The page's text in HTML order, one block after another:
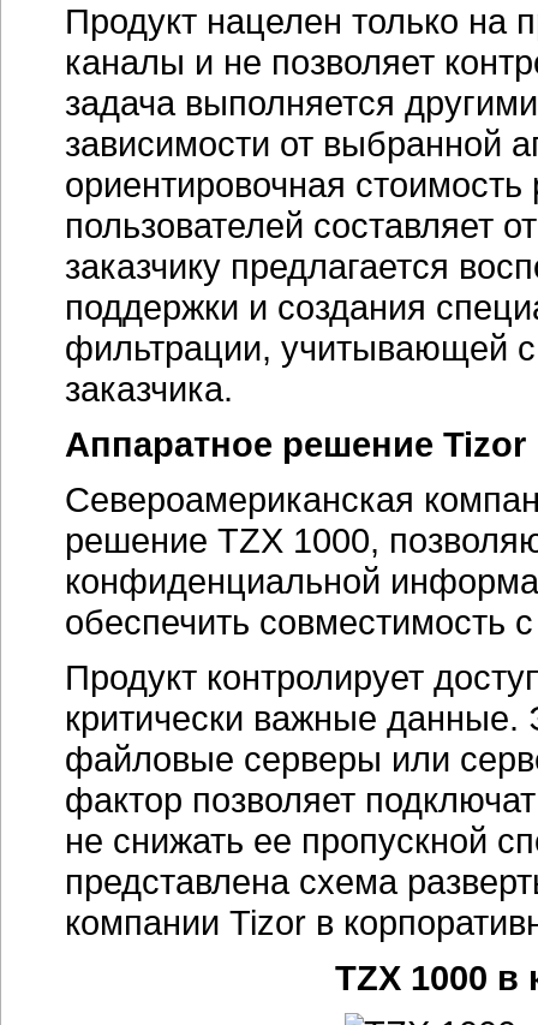
Продукт нацелен только на
каналы и не позволяет
задача выполняется
зависимости от выбранной
ориентировочная
пользователей составляет
заказчику предлагается
поддержки и создания
фильтрации, учитывающей
заказчика.
Аппаратное решение Tizor
Североамериканская
решение TZX 1000,
конфиденциальной
обеспечить
Продукт контролирует
критически важные
файловые серверы или
фактор позволяет
не снижать ее пропускной
представлена схема
компании Tizor в
TZX 1000 в